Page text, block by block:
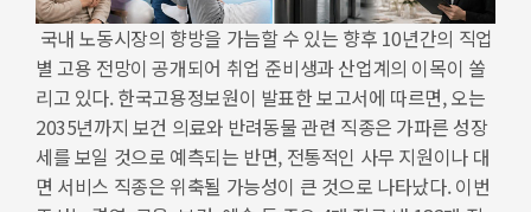
국내 노동시장의 향방을 가늠할 수 있는 향후 10년간의 직업
별 고용 전망이 공개되어 취업 준비생과 산업계의 이목이 쏠
리고 있다. 한국고용정보원이 발표한 보고서에 따르면, 오는
2035년까지 보건 의료와 반려동물 관련 직종은 가파른 성장
세를 보일 것으로 예측되는 반면, 전통적인 사무 지원이나 대
면 서비스 직종은 위축될 가능성이 큰 것으로 나타났다. 이번